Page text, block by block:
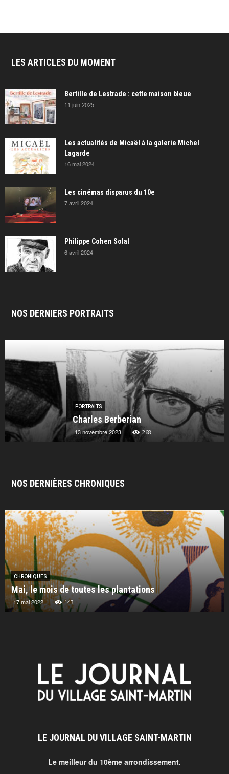
LES ARTICLES DU MOMENT
Bertille de Lestrade : cette maison bleue
11 juin 2025
Les actualités de Micaël à la galerie Michel
Lagarde
16 mai 2024
Les cinémas disparus du 10e
7 avril 2024
Philippe Cohen Solal
6 avril 2024
NOS DERNIERS PORTRAITS
PORTRAITS
Charles Berberian
13 novembre 2023 268
NOS DERNIÈRES CHRONIQUES
CHRONIQUES
Mai, le mois de toutes les plantations
17 mai 2022 143
LE JOURNAL DU VILLAGE SAINT-MARTIN
Le meilleur du 10ème arrondissement.